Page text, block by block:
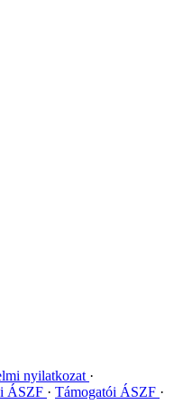
nyilatkozat
ÁSZF
Támogatói ÁSZF